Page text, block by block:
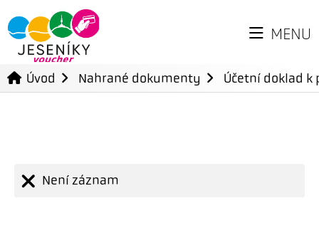
MENU
Úvod Nahrané dokumenty Účetní doklad
Není záznam